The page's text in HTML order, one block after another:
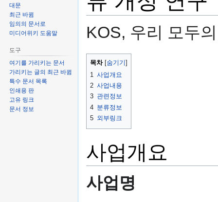
KOS, 우리 모두
둘
가
기
검
기
목차
1 사업개요
2 사업내용
3 관련정보
4 분류정보
5 외부링크
사업개요
사업명
대문
최근 바뀜
임의의 문서로
미디어위키 도움말
도구
여기를 가리키는 문서
가리키는 글의 최근 바뀜
특수 문서 목록
인쇄용 판
고유 링크
문서 정보